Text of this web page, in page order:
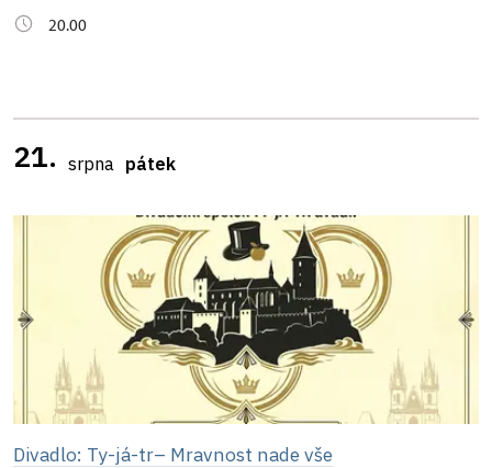
20.00
21. srpna pátek
Divadlo: Ty-já-tr– Mravnost nade vše